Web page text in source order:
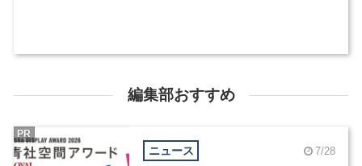
編集部おすすめ
ニュース 7/28
PR